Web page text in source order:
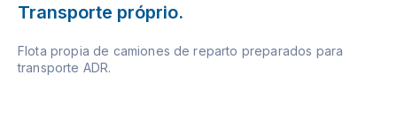
Transporte próprio.
Flota propia de camiones de reparto preparados para
transporte ADR.